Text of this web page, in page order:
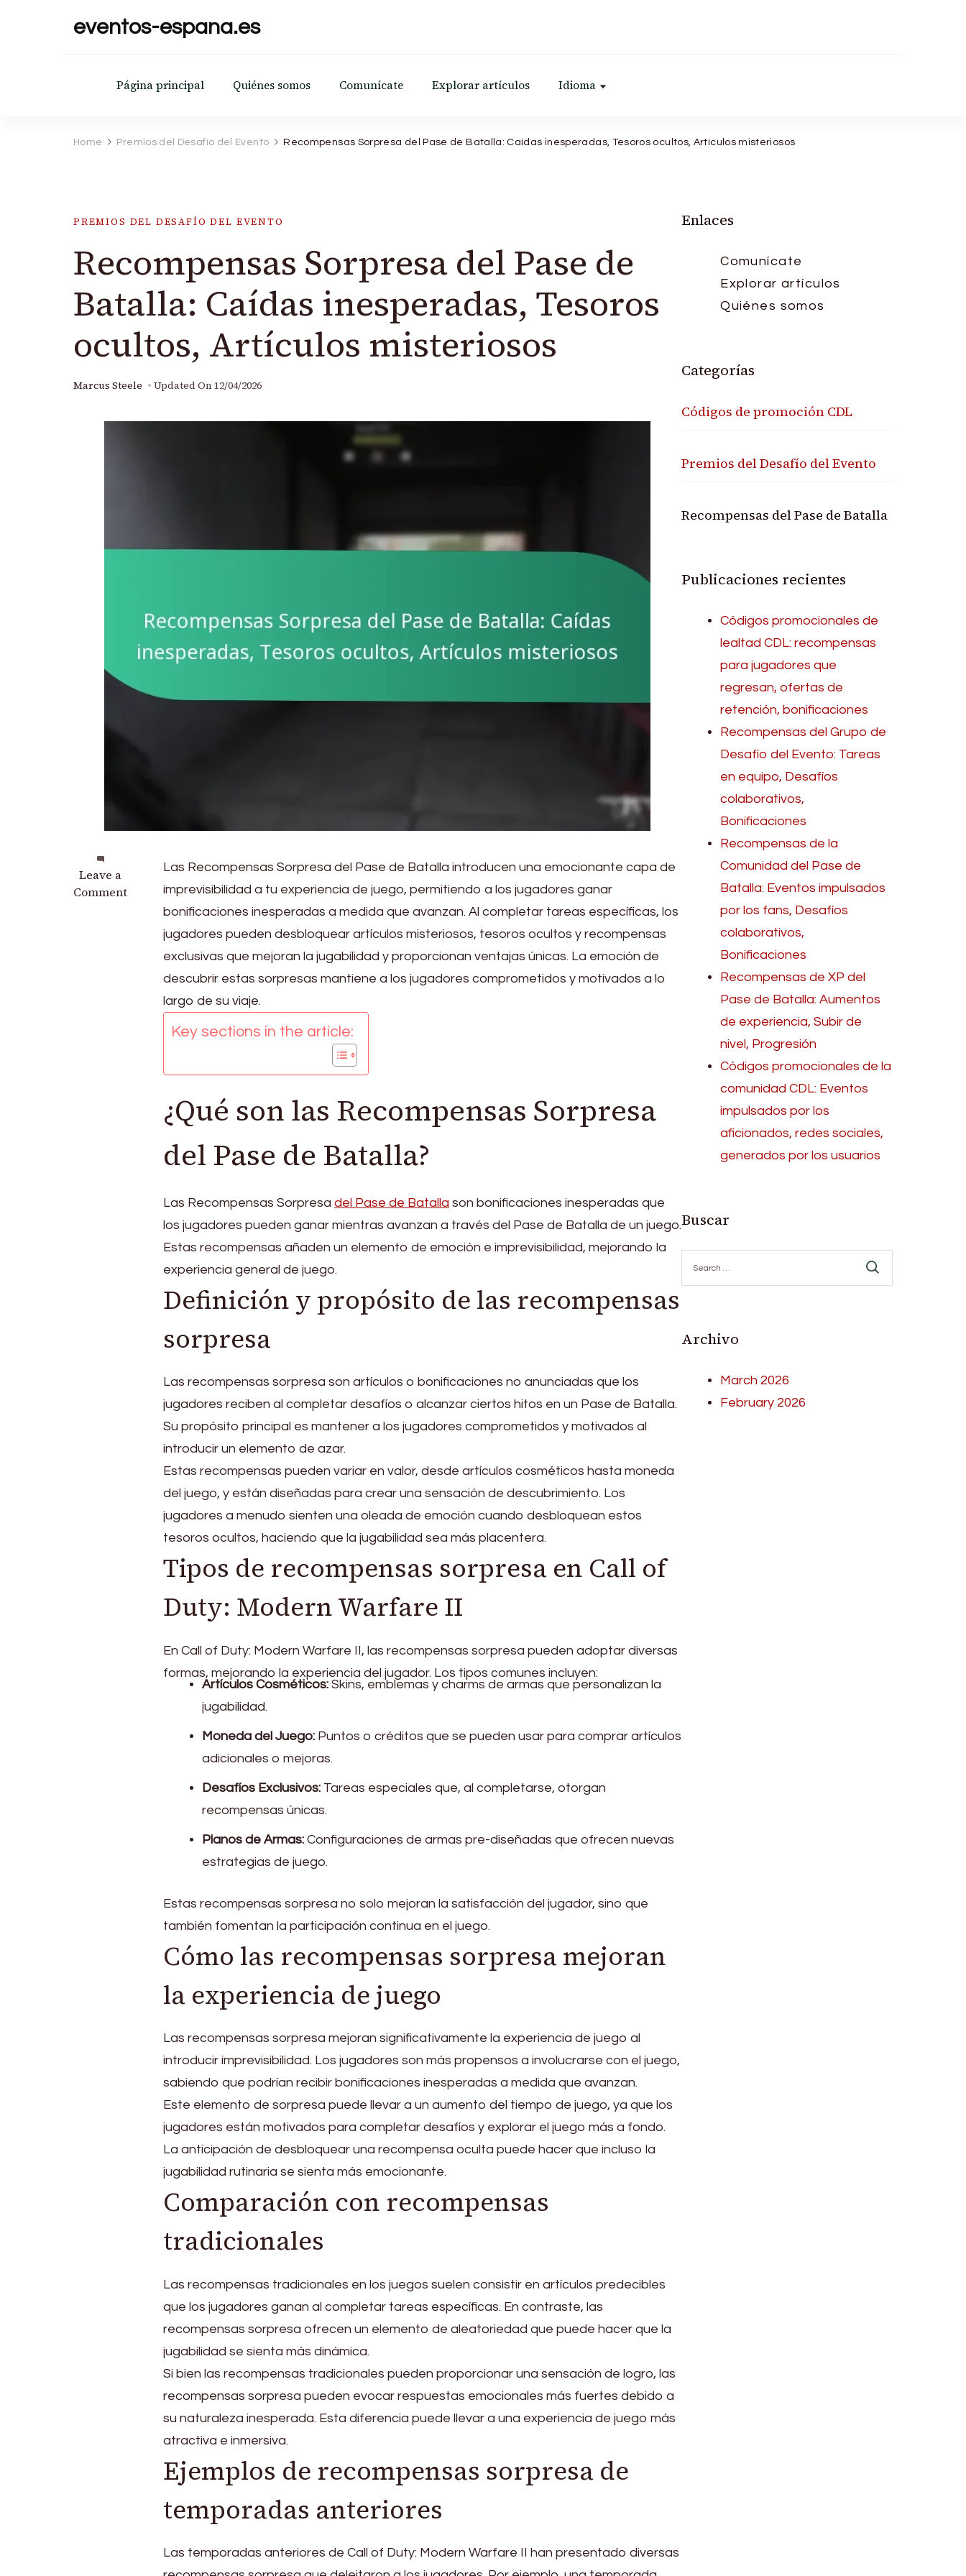
eventos-espana.es
Página principal Quiénes somos Comunícate Explorar artículos Idioma
Home Premios del Desafío del Evento Recompensas Sorpresa del Pase de Batalla: Caídas inesperadas, Tesoros ocultos, Artículos misteriosos
PREMIOS DEL DESAFÍO DEL EVENTO
Recompensas Sorpresa del Pase de
Batalla: Caídas inesperadas, Tesoros
ocultos, Artículos misteriosos
Marcus Steele Updated On 12/04/2026
Leave a
Comment
on
Recompensas
inesperadas,
Las Recompensas Sorpresa del Pase de Batalla introducen una emocionante capa de
imprevisibilidad a tu experiencia de juego, permitiendo a los jugadores ganar
bonificaciones inesperadas a medida que avanzan. Al completar tareas específicas, los
jugadores pueden desbloquear artículos misteriosos, tesoros ocultos y recompensas
exclusivas que mejoran la jugabilidad y proporcionan ventajas únicas. La emoción de
descubrir estas sorpresas mantiene a los jugadores comprometidos y motivados a lo
largo de su viaje.
Key sections in the article:
¿Qué son las Recompensas Sorpresa
del Pase de Batalla?
Las Recompensas Sorpresa del Pase de Batalla son bonificaciones inesperadas que
los jugadores pueden ganar mientras avanzan a través del Pase de Batalla de un juego.
Estas recompensas añaden un elemento de emoción e imprevisibilidad, mejorando la
experiencia general de juego.
Definición y propósito de las recompensas
sorpresa
Las recompensas sorpresa son artículos o bonificaciones no anunciadas que los
jugadores reciben al completar desafíos o alcanzar ciertos hitos en un Pase de Batalla.
Su propósito principal es mantener a los jugadores comprometidos y motivados al
introducir un elemento de azar.
Estas recompensas pueden variar en valor, desde artículos cosméticos hasta moneda
del juego, y están diseñadas para crear una sensación de descubrimiento. Los
jugadores a menudo sienten una oleada de emoción cuando desbloquean estos
tesoros ocultos, haciendo que la jugabilidad sea más placentera.
Tipos de recompensas sorpresa en Call of
Duty: Modern Warfare II
En Call of Duty: Modern Warfare II, las recompensas sorpresa pueden adoptar diversas
formas, mejorando la experiencia del jugador. Los tipos comunes incluyen:
Artículos Cosméticos: Skins, emblemas y charms de armas que personalizan la
jugabilidad.
Moneda del Juego: Puntos o créditos que se pueden usar para comprar artículos
adicionales o mejoras.
Desafíos Exclusivos: Tareas especiales que, al completarse, otorgan
recompensas únicas.
Planos de Armas: Configuraciones de armas pre-diseñadas que ofrecen nuevas
estrategias de juego.
Estas recompensas sorpresa no solo mejoran la satisfacción del jugador, sino que
también fomentan la participación continua en el juego.
Cómo las recompensas sorpresa mejoran
la experiencia de juego
Las recompensas sorpresa mejoran significativamente la experiencia de juego al
introducir imprevisibilidad. Los jugadores son más propensos a involucrarse con el juego,
sabiendo que podrían recibir bonificaciones inesperadas a medida que avanzan.
Este elemento de sorpresa puede llevar a un aumento del tiempo de juego, ya que los
jugadores están motivados para completar desafíos y explorar el juego más a fondo.
La anticipación de desbloquear una recompensa oculta puede hacer que incluso la
jugabilidad rutinaria se sienta más emocionante.
Comparación con recompensas
tradicionales
Las recompensas tradicionales en los juegos suelen consistir en artículos predecibles
que los jugadores ganan al completar tareas específicas. En contraste, las
recompensas sorpresa ofrecen un elemento de aleatoriedad que puede hacer que la
jugabilidad se sienta más dinámica.
Si bien las recompensas tradicionales pueden proporcionar una sensación de logro, las
recompensas sorpresa pueden evocar respuestas emocionales más fuertes debido a
su naturaleza inesperada. Esta diferencia puede llevar a una experiencia de juego más
atractiva e inmersiva.
Ejemplos de recompensas sorpresa de
temporadas anteriores
Las temporadas anteriores de Call of Duty: Modern Warfare II han presentado diversas
Enlaces
Comunícate
Explorar artículos
Quiénes somos
Categorías
Códigos de promoción CDL
Premios del Desafío del Evento
Recompensas del Pase de Batalla
Publicaciones recientes
Códigos promocionales de
lealtad CDL: recompensas
para jugadores que
regresan, ofertas de
retención, bonificaciones
Recompensas del Grupo de
Desafío del Evento: Tareas
en equipo, Desafíos
colaborativos,
Bonificaciones
Recompensas de la
Comunidad del Pase de
Batalla: Eventos impulsados
por los fans, Desafíos
colaborativos,
Bonificaciones
Recompensas de XP del
Pase de Batalla: Aumentos
de experiencia, Subir de
nivel, Progresión
Códigos promocionales de la
comunidad CDL: Eventos
impulsados por los
aficionados, redes sociales,
generados por los usuarios
Buscar
for:
Archivo
March 2026
February 2026